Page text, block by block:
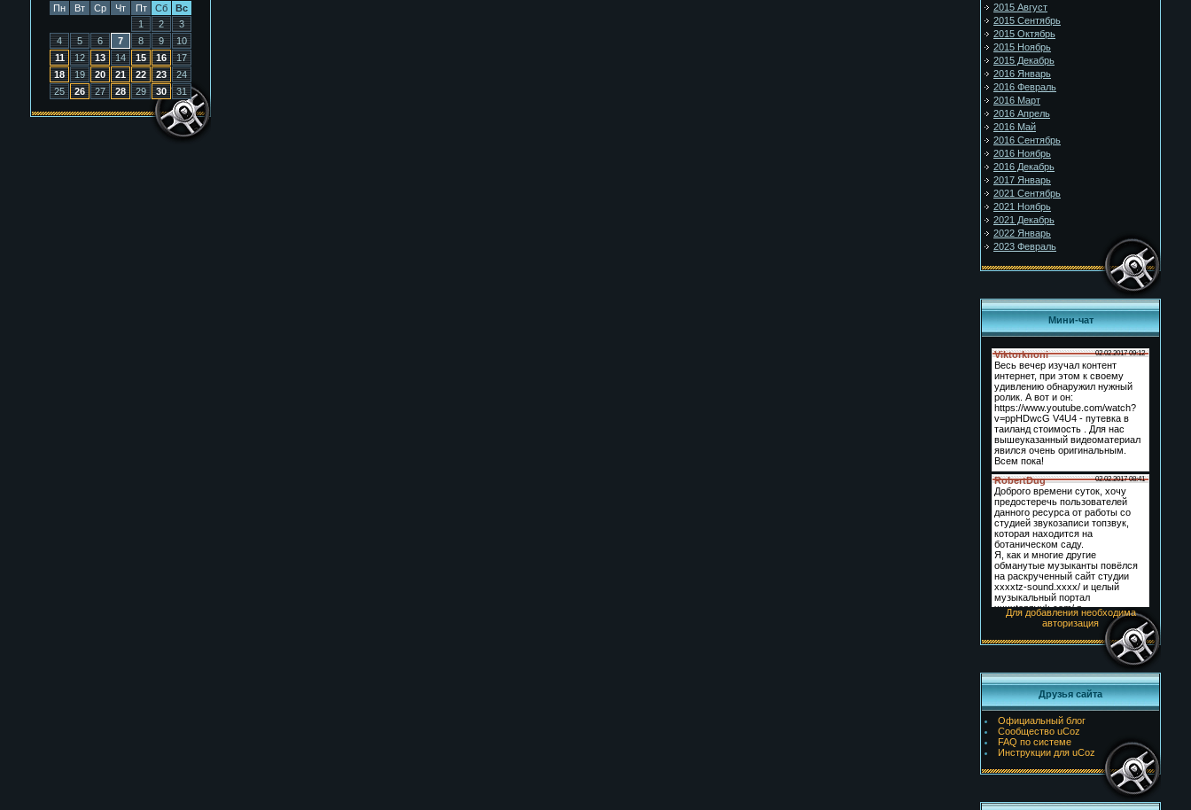
Пн
Вт Ср Чт Пт Сб
Вс
1
2
3
4
5 6 7 8 9
10
11
12 13 14 15 16
17
18
19 20 21 22 23
24
25
26 27 28 29 30 31
2015 Август
2015 Сентябрь
2015 Октябрь
2015 Ноябрь
2015 Декабрь
2016 Январь
2016 Февраль
2016 Март
2016 Апрель
2016 Май
2016 Сентябрь
2016 Ноябрь
2016 Декабрь
2017 Январь
2021 Сентябрь
2021 Ноябрь
2021 Декабрь
2022 Январь
2023 Февраль
Мини-чат
Для добавления необходима
авторизация
Друзья сайта
Официальный блог
Сообщество uCoz
FAQ по системе
Инструкции для uCoz